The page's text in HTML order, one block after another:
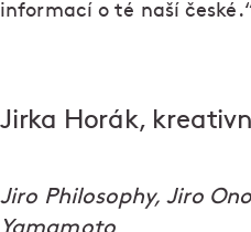
informací o té naší
Jirka Horák,
Jiro Philosophy, Jiro
Yamamoto